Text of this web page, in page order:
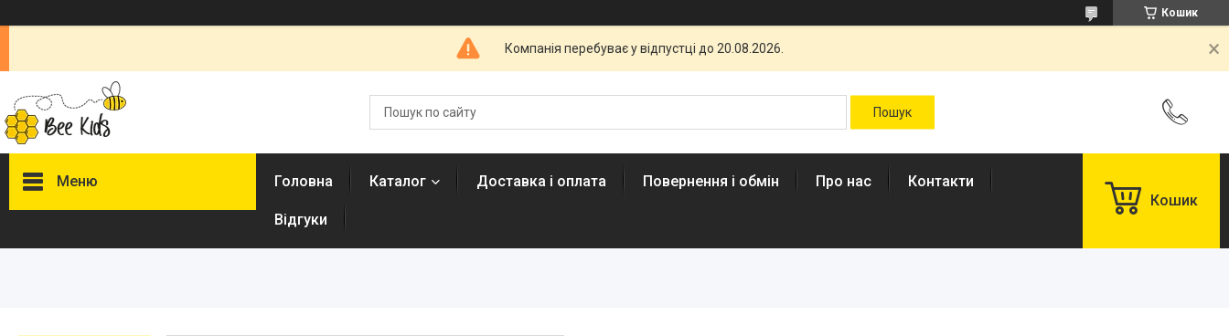
Кошик
Компанія перебуває у відпустці до 20.08.2026.
Меню Головна Каталог Доставка і оплата Повернення і обмін Про нас Контакти
Відгуки
Кошик